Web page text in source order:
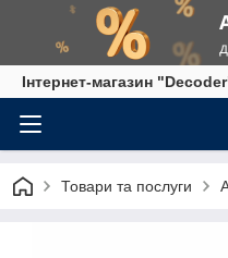
Інтернет-магазин
Товари та послуги